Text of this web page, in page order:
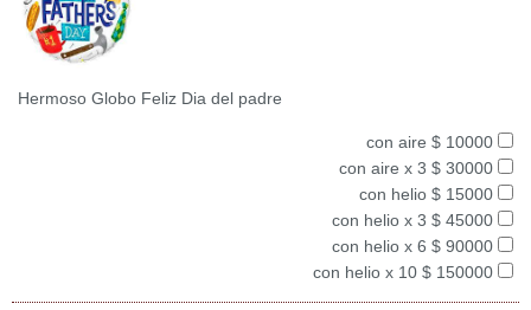
Hermoso Globo Feliz Dia del padre
con aire $ 10000
con aire x 3 $ 30000
con helio $ 15000
con helio x 3 $ 45000
con helio x 6 $ 90000
con helio x 10 $ 150000